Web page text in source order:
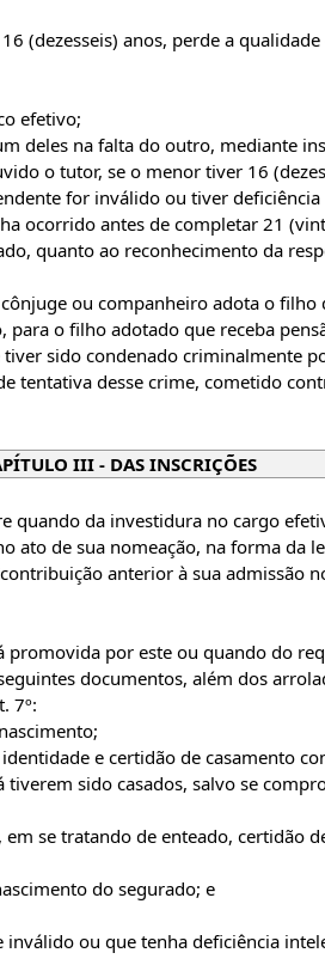
(dezesseis) anos, perde a
efetivo;
deles na falta do outro, mediante
o tutor, se o menor tiver 16
for inválido ou tiver
ocorrido antes de completar 21
quanto ao reconhecimento da
ou companheiro adota o filho
para o filho adotado que receba
sido condenado criminalmente
tentativa desse crime, cometido
III - DAS INSCRIÇÕES
quando da investidura no cargo
ato de sua nomeação, na forma da
anterior à sua admissão
promovida por este ou quando do
documentos, além dos
7º:
e certidão de casamento
sido casados, salvo se
se tratando de enteado, certidão
do segurado; e
ou que tenha deficiência